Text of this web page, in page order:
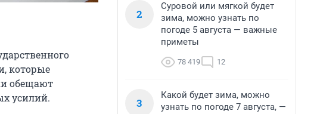
которые
обещают
усилий.
2
Суровой или мягкой будет
зима, можно узнать по
погоде 5 августа — важные
приметы
78 419 12
3
Какой будет зима, можно
узнать по погоде 7 августа, —